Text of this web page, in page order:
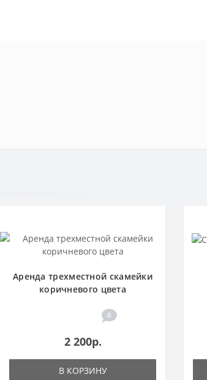
Аренда трехместной скамейки
коричневого цвета
0
2 200р.
В КОРЗИНУ